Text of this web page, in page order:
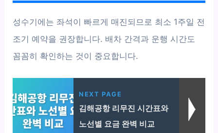
성수기에는 좌석이 빠르게 매진되므로 최소 1주일 전
조기 예약을 권장합니다. 배차 간격과 운행 시간도
꼼꼼히 확인하는 것이 중요합니다.
NEXT PAGE
김해공항 리무진 시간표와
노선별 요금 완벽 비교